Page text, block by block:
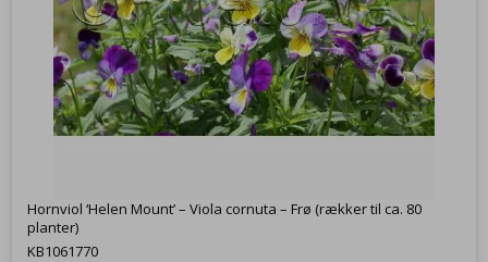
Hornviol ‘Helen Mount’ – Viola cornuta – Frø (rækker til ca. 80
planter)
KB1061770